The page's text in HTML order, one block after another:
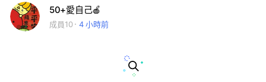
50+愛自己🍎
成員10 4 小時前